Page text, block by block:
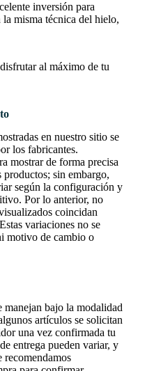
inversión para
la misma técnica del hielo,
al máximo de tu
en nuestro sitio se
los fabricantes.
mostrar de forma precisa
productos; sin embargo,
según la configuración y
Por lo anterior, no
coincidan
variaciones no se
motivo de cambio o
manejan bajo la modalidad
artículos se solicitan
una vez confirmada tu
entrega pueden variar, y
recomendamos